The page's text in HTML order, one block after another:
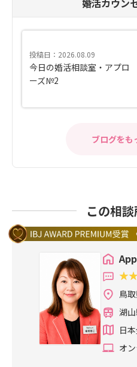
投稿日：2026.08.09
今日の婚活相談室・アプロ
ーズ№2
ブログをも
この相
鳥
湖
日
オ